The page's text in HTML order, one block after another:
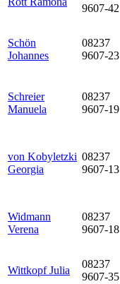
9607-42
Schön
Johannes
08237
9607-23
Schreier
Manuela
08237
9607-19
von Kobyletzki
Georgia
08237
9607-13
Widmann
Verena
08237
9607-18
Wittkopf Julia
08237
9607-35